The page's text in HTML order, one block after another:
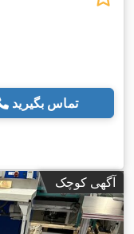
تماس بگیرید
آگهی کوچک